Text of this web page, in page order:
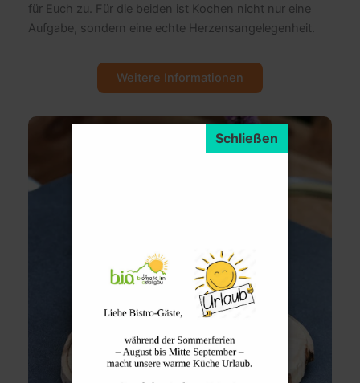
für Euch zu. Für die beiden ist Kochen nicht nur eine
Aufgabe, sondern eine echte Herzensangelegenheit.
Weitere Informationen